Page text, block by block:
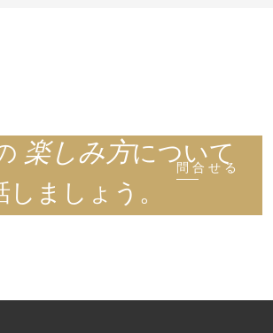
楽しみ方について
しましょう。
問合せる